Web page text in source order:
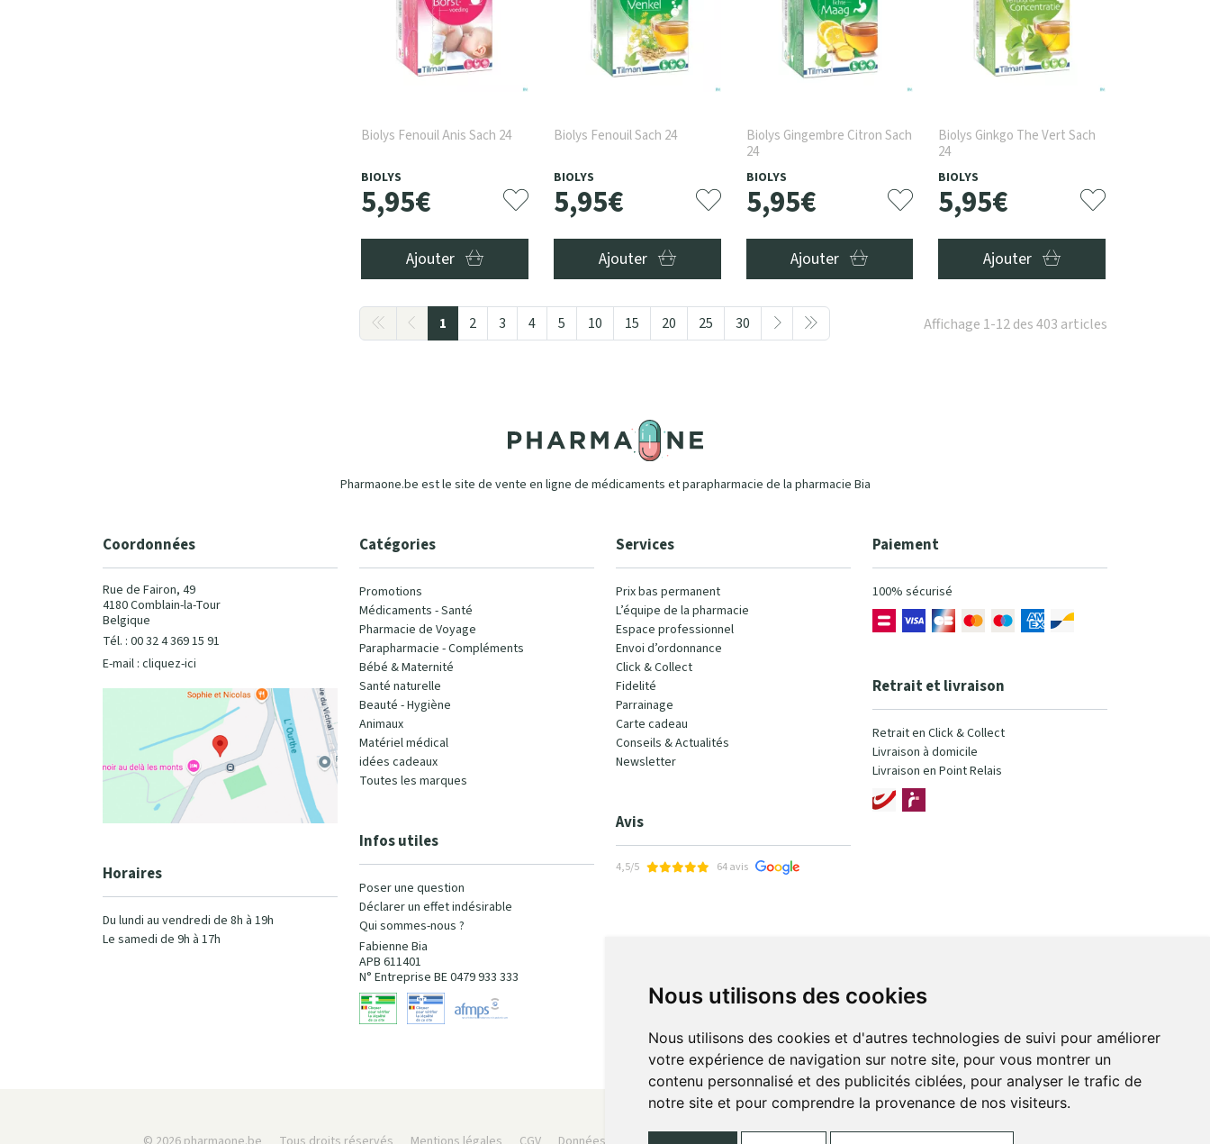
Nous utilisons des cookies
Nous utilisons des cookies et d'autres technologies de suivi pour améliorer
votre expérience de navigation sur notre site, pour vous montrer un
contenu personnalisé et des publicités ciblées, pour analyser le trafic de
notre site et pour comprendre la provenance de nos visiteurs.
Biolys Fenouil Anis Sach 24
BIOLYS
5,95€
Ajouter
Biolys Fenouil Sach 24
BIOLYS
5,95€
Ajouter
Biolys Gingembre Citron Sach
24
BIOLYS
5,95€
Ajouter
Biolys Ginkgo The Vert Sach
24
BIOLYS
5,95€
Ajouter
Affichage 1-12 des 403 articles
1 2 3 4 5 10 15 20 25 30
Pharmaone.be est le site de vente en ligne de médicaments et parapharmacie de la pharmacie Bia
Coordonnées
Rue de Fairon, 49
4180 Comblain-la-Tour
Belgique
Tél. : 00 32 4 369 15 91
E-mail : cliquez-ici
Horaires
Du lundi au vendredi de 8h à 19h
Le samedi de 9h à 17h
Catégories
Promotions
Médicaments - Santé
Pharmacie de Voyage
Parapharmacie - Compléments
Bébé & Maternité
Santé naturelle
Beauté - Hygiène
Animaux
Matériel médical
idées cadeaux
Toutes les marques
Infos utiles
Poser une question
Déclarer un effet indésirable
Qui sommes-nous ?
Fabienne Bia
APB 611401
N° Entreprise BE 0479 933 333
Services
Prix bas permanent
L’équipe de la pharmacie
Espace professionnel
Envoi d’ordonnance
Click & Collect
Fidelité
Parrainage
Carte cadeau
Conseils & Actualités
Newsletter
Avis
4,5/5 64 avis
Paiement
100% sécurisé
Retrait et livraison
Retrait en Click & Collect
Livraison à domicile
Livraison en Point Relais